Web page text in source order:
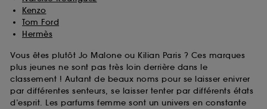
Kenzo
Tom Ford
Hermès
Vous êtes plutôt Jo Malone ou Kilian Paris ? Ces marques
plus jeunes ne sont pas très loin derrière dans le
classement ! Autant de beaux noms pour se laisser enivrer
par différentes senteurs, se laisser tenter par différents états
d’esprit. Les parfums femme sont un univers en constante